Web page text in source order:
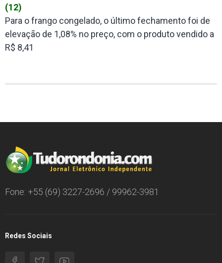
(12)
Para o frango congelado, o último fechamento foi de
elevação de 1,08% no preço, com o produto vendido a
R$ 8,41
Fone: +55 (69) 3227-2696 / 99962-3981
Redes Sociais